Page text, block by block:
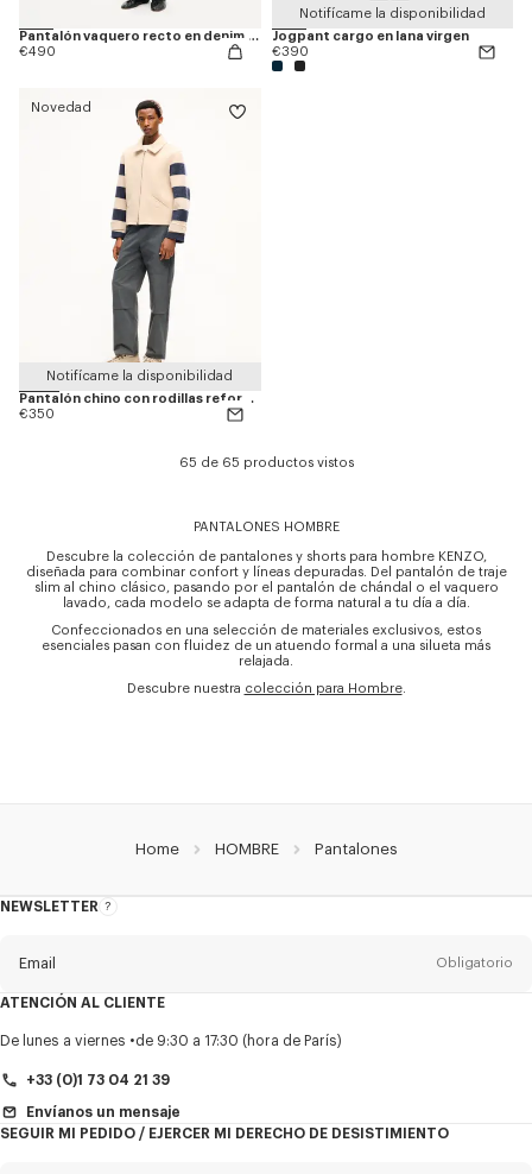
Pantalón vaquero recto en denim japonés 'KENZO Tulip'
€490
Notifícame la disponibilidad
Jogpant cargo en lana virgen
€390
Novedad
Notifícame la disponibilidad
Pantalón chino con rodillas reforzadas de algodón
€350
65 de 65 productos vistos
PANTALONES HOMBRE
Descubre la colección de pantalones y shorts para hombre KENZO,
diseñada para combinar confort y líneas depuradas. Del pantalón de traje
slim al chino clásico, pasando por el pantalón de chándal o el vaquero
lavado, cada modelo se adapta de forma natural a tu día a día.
Confeccionados en una selección de materiales exclusivos, estos
esenciales pasan con fluidez de un atuendo formal a una silueta más
relajada.
Descubre nuestra colección para Hombre.
Home HOMBRE Pantalones
NEWSLETTER
Acerca
Email Obligatorio
TítuloObligatorio
ATENCIÓN AL CLIENTE
De lunes a viernes de 9:30 a 17:30 (hora de París)
+33 (0)1 73 04 21 39
Envíanos un mensaje
SEGUIR MI PEDIDO / EJERCER MI DERECHO DE DESISTIMIENTO